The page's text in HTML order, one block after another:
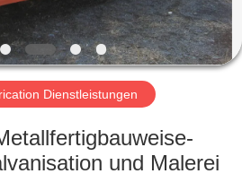
Dienstleistungen
und Malerei